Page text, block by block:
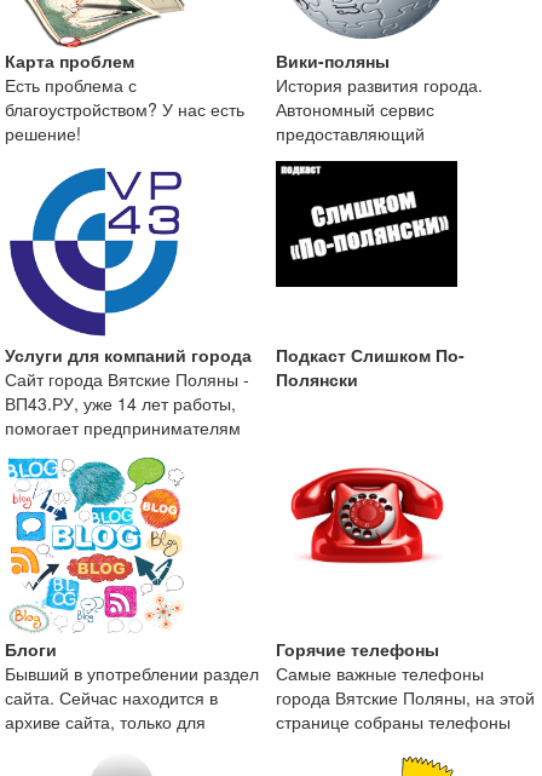
Карта проблем
Есть проблема с
благоустройством? У нас есть
решение!
Вики-поляны
История развития города.
Автономный сервис
предоставляющий
краеведческую информацию о
городе Вятские
Услуги для компаний города
Сайт города Вятские Поляны -
ВП43.РУ, уже 14 лет работы,
помогает предпринимателям
Подкаст Слишком По-
Полянски
Блоги
Бывший в употреблении раздел
сайта. Сейчас находится в
архиве сайта, только для
Горячие телефоны
Самые важные телефоны
города Вятские Поляны, на этой
странице собраны телефоны